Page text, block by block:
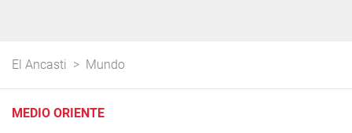
El Ancasti > Mundo
MEDIO ORIENTE